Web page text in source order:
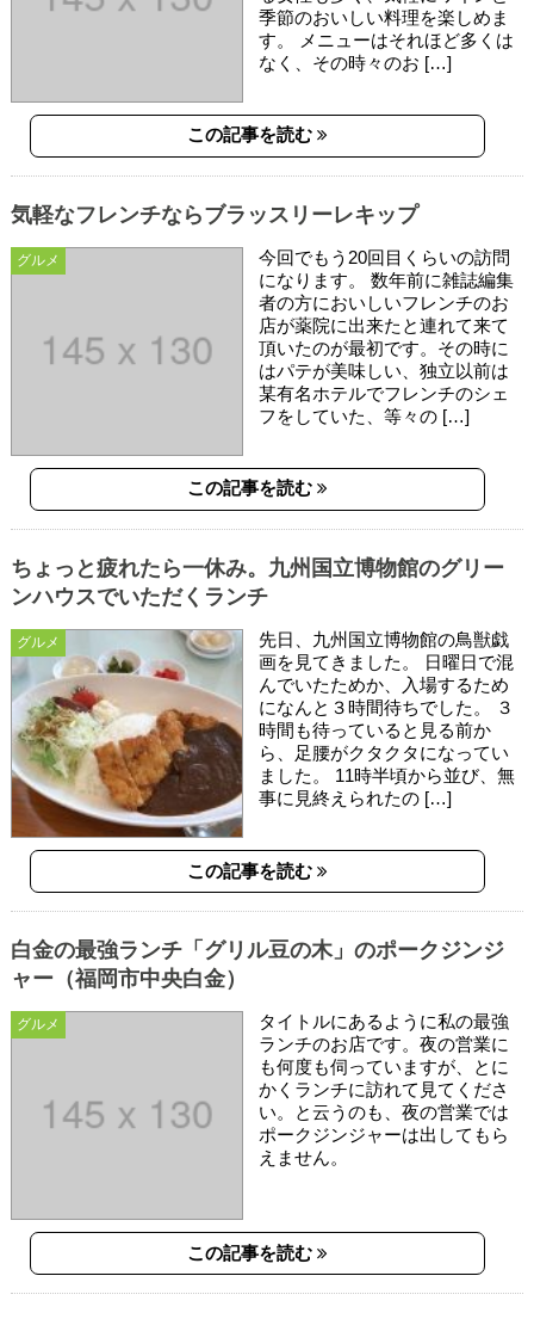
季節のおいしい料理を楽しめま
す。 メニューはそれほど多くは
なく、その時々のお […]
この記事を読む
グルメ
気軽なフレンチならブラッスリーレキップ
今回でもう20回目くらいの訪問
になります。 数年前に雑誌編集
者の方においしいフレンチのお
店が薬院に出来たと連れて来て
頂いたのが最初です。その時に
はパテが美味しい、独立以前は
某有名ホテルでフレンチのシェ
フをしていた、等々の […]
この記事を読む
グルメ
ちょっと疲れたら一休み。九州国立博物館のグリー
ンハウスでいただくランチ
先日、九州国立博物館の鳥獣戯
画を見てきました。 日曜日で混
んでいたためか、入場するため
になんと３時間待ちでした。 ３
時間も待っていると見る前か
ら、足腰がクタクタになってい
ました。 11時半頃から並び、無
事に見終えられたの […]
この記事を読む
グルメ
白金の最強ランチ「グリル豆の木」のポークジンジ
ャー（福岡市中央白金）
タイトルにあるように私の最強
ランチのお店です。夜の営業に
も何度も伺っていますが、とに
かくランチに訪れて見てくださ
い。と云うのも、夜の営業では
ポークジンジャーは出してもら
えません。
この記事を読む